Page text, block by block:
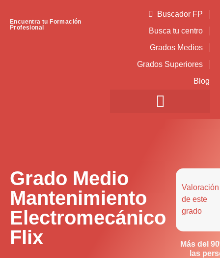
Encuentra tu Formación
Profesional
Buscador FP
Busca tu centro
Grados Medios
Grados Superiores
Blog
Grado Medio
Mantenimiento
Electromecánico
Flix
Valoración
de este
grado
Más del
las